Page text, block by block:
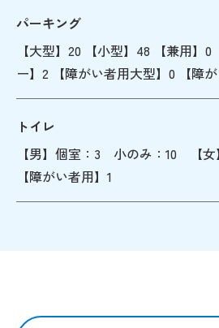
パーキング
【大型】20 【小型】48 【兼用】
ー】2 【障がい者用大型】0 【障
トイレ
【男】個室：3 小のみ：10 【女
【障がい者用】1